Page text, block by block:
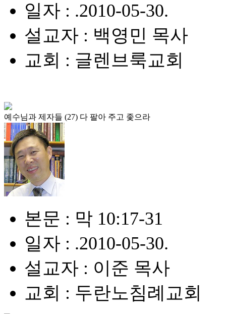
일자 : .2010-05-30.
설교자 : 백영민 목사
교회 : 글렌브룩교회
예수님과 제자들 (27) 다 팔아 주고 좇으라
본문 : 막 10:17-31
일자 : .2010-05-30.
설교자 : 이준 목사
교회 : 두란노침례교회